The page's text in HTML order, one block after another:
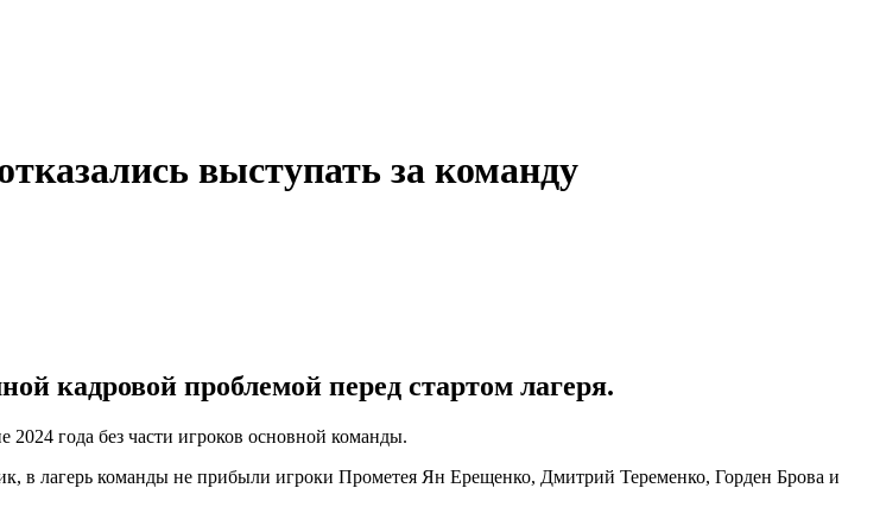
выступать за команду
кадровой проблемой перед стартом лагеря.
года без части игроков основной команды.
в лагерь команды не прибыли игроки Прометея Ян Ерещенко, Дмитрий Теременко, Горден Брова и